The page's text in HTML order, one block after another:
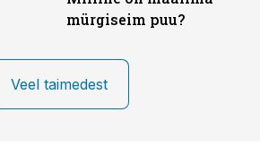
mürgiseim puu?
Veel taimedest